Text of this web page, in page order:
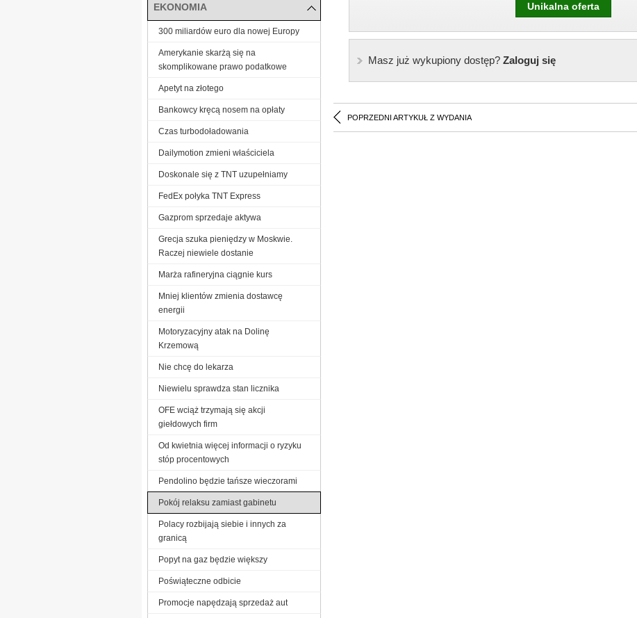
Unikalna oferta
Masz już wykupiony dostęp?Zaloguj się
POPRZEDNI ARTYKUŁ Z WYDANIA
EKONOMIA
300 miliardów euro dla nowej Europy
Amerykanie skarżą się na
skomplikowane prawo podatkowe
Ape­tyt na zło­te­go
Bankowcy kręcą nosem na opłaty
Czas turbodoładowania
Dailymotion zmieni właściciela
Doskonale się z TNT uzupełniamy
FedEx połyka TNT Express
Gazprom sprzedaje aktywa
Grecja szuka pieniędzy w Moskwie.
Raczej niewiele dostanie
Marża rafineryjna ciągnie kurs
Mniej klientów zmienia dostawcę
energii
Motoryzacyjny atak na Dolinę
Krzemową
Nie chcę do lekarza
Niewielu sprawdza stan licznika
OFE wciąż trzymają się akcji
giełdowych firm
Od kwietnia więcej informacji o ryzyku
stóp procentowych
Pendolino będzie tańsze wieczorami
Pokój relaksu zamiast gabinetu
Polacy rozbijają siebie i innych za
granicą
Popyt na gaz będzie większy
Poświąteczne odbicie
Promocje napędzają sprzedaż aut